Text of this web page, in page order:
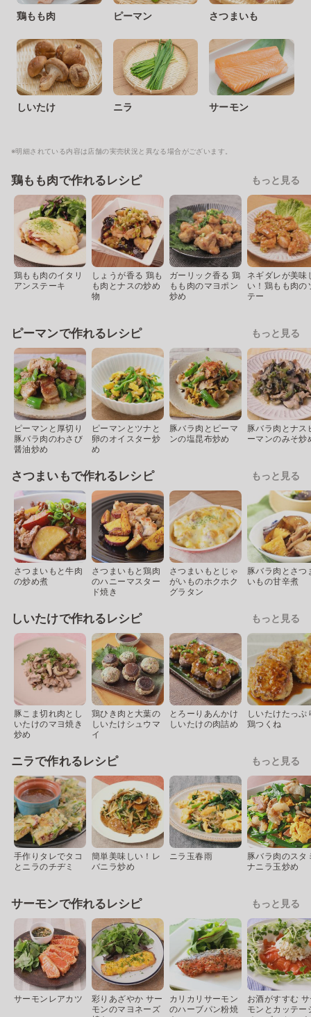
鶏もも肉 ピーマン さつまいも
しいたけ ニラ サーモン
※明細されている内容は店舗の実売状況と異なる場合がございます。
鶏もも肉で作れるレシピ もっと見る
鶏もも肉のイタリ
アンステーキ
しょうが香る 鶏も
も肉とナスの炒め
物
ガーリック香る 鶏
もも肉のマヨポン
炒め
ネギダレが美味
い！鶏もも肉の
テー
ピーマンで作れるレシピ もっと見る
ピーマンと厚切り
豚バラ肉のわさび
醤油炒め
ピーマンとツナと
卵のオイスター炒
め
豚バラ肉とピーマ
ンの塩昆布炒め
豚バラ肉とナス
ーマンのみそ炒
さつまいもで作れるレシピ もっと見る
さつまいもと牛肉
の炒め煮
さつまいもと鶏肉
のハニーマスター
ド焼き
さつまいもとじゃ
がいものホクホク
グラタン
豚バラ肉とさつ
いもの甘辛煮
しいたけで作れるレシピ もっと見る
豚こま切れ肉とし
いたけのマヨ焼き
炒め
鶏ひき肉と大葉の
しいたけシュウマ
イ
とろーりあんかけ
しいたけの肉詰め
しいたけたっぷ
鶏つくね
ニラで作れるレシピ もっと見る
手作りタレでタコ
とニラのチヂミ
簡単美味しい！レ
バニラ炒め
ニラ玉春雨
豚バラ肉のスタ
ナニラ玉炒め
サーモンで作れるレシピ もっと見る
サーモンレアカツ
彩りあざやか サー
モンのマヨネーズ
カリカリサーモン
のハーブパン粉焼
お酒がすすむ
モンとカッテー